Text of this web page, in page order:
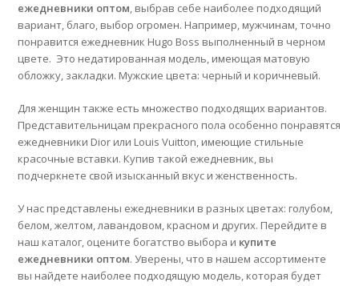
ежедневники оптом, выбрав себе наиболее подходящий
вариант, благо, выбор огромен. Например, мужчинам, точно
понравится ежедневник Hugo Boss выполненный в черном
цвете. Это недатированная модель, имеющая матовую
обложку, закладки. Мужские цвета: черный и коричневый.
Для женщин также есть множество подходящих вариантов.
Представительницам прекрасного пола особенно понравятся
ежедневники Dior или Louis Vuitton, имеющие стильные
красочные вставки. Купив такой ежедневник, вы
подчеркнете свой изысканный вкус и женственность.
У нас представлены ежедневники в разных цветах: голубом,
белом, желтом, лавандовом, красном и других. Перейдите в
наш каталог, оцените богатство выбора и купите
ежедневники оптом. Уверены, что в нашем ассортименте
вы найдете наиболее подходящую модель, которая будет